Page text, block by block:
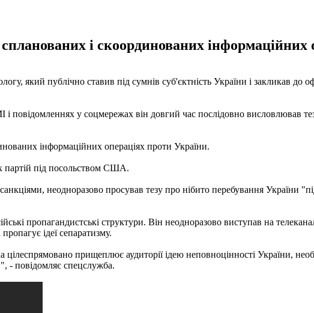
і скоординованих інформаційних
який публічно ставив під сумнів суб'єктність України і закликав до
повідомленнях у соцмережах він довгий час послідовно висловлював
інформаційних операціях проти України.
партій під посольством США.
неодноразово просував тезу про нібито перебування України
пропагандистські структури. Він неодноразово виступав на
ідеї сепаратизму.
прищеплює аудиторії ідею неповноцінності України,
- повідомляє спецслужба.